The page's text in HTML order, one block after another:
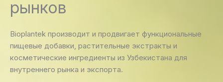
рынков
Bioplantek производит и продвигает функциональные
пищевые добавки, растительные экстракты и
косметические ингредиенты из Узбекистана для
внутреннего рынка и экспорта.